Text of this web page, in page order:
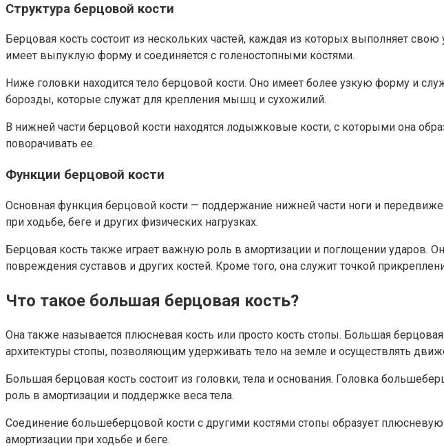
Структура берцовой кости
Берцовая кость состоит из нескольких частей, каждая из которых выполняет
имеет выпуклую форму и соединяется с голеностопными костями.
Ниже головки находится тело берцовой кости. Оно имеет более узкую форму и
борозды, которые служат для крепления мышц и сухожилий.
В нижней части берцовой кости находятся лодыжковые кости, с которыми она
поворачивать ее.
Функции берцовой кости
Основная функция берцовой кости — поддержание нижней части ноги и
при ходьбе, беге и других физических нагрузках.
Берцовая кость также играет важную роль в амортизации и поглощении ударов.
повреждения суставов и других костей. Кроме того, она служит точкой
Что такое большая берцовая кость?
Она также называется плюсневая кость или просто кость стопы. Большая
архитектуры стопы, позволяющим удерживать тело на земле и осуществлять
Большая берцовая кость состоит из головки, тела и основания. Головка
роль в амортизации и поддержке веса тела.
Соединение большеберцовой кости с другими костями стопы образует
амортизации при ходьбе и беге.